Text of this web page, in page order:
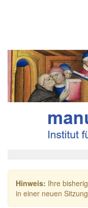
Hinweis: Ihre
in einer neuen